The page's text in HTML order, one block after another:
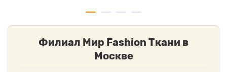
Филиал Мир Fashion Ткани в
Москве